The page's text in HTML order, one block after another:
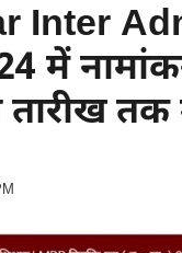
Inter
24 में
तक